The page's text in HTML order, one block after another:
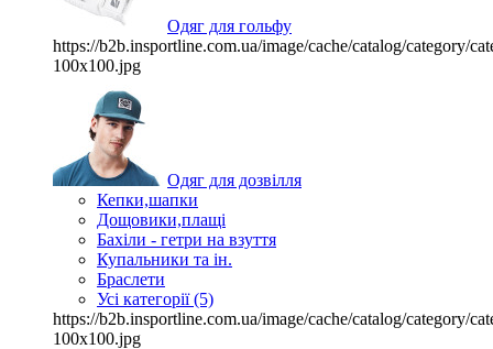
Одяг для гольфу
https://b2b.insportline.com.ua/image/cache/catalog/category/
100x100.jpg
Одяг для дозвілля
Кепки,шапки
Дощовики,плащі
Бахіли - гетри на взуття
Купальники та ін.
Браслети
Усі категорії (5)
https://b2b.insportline.com.ua/image/cache/catalog/category/
100x100.jpg